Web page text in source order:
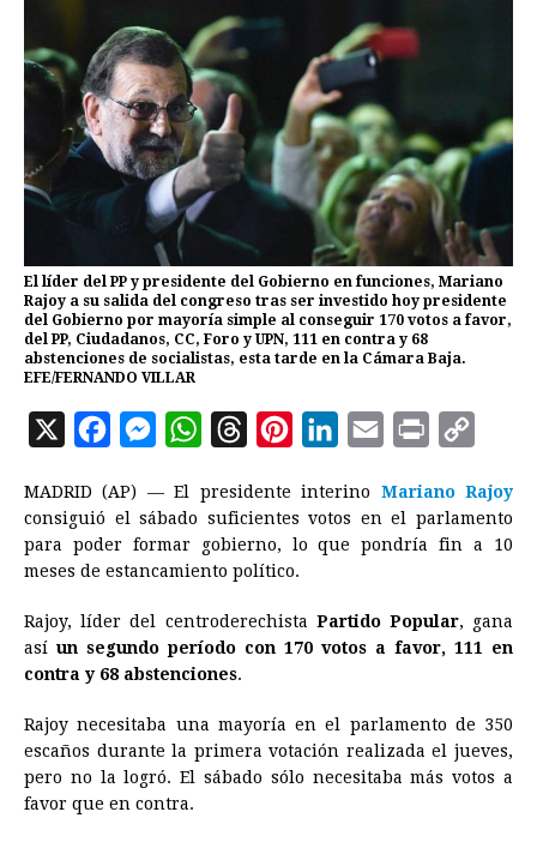
El líder del PP y presidente del Gobierno en funciones, Mariano
Rajoy a su salida del congreso tras ser investido hoy presidente
del Gobierno por mayoría simple al conseguir 170 votos a favor,
del PP, Ciudadanos, CC, Foro y UPN, 111 en contra y 68
abstenciones de socialistas, esta tarde en la Cámara Baja.
EFE/FERNANDO VILLAR
X
c
e
b
o
k
M
s
s
e
g
e
r
W
a
t
s
p
p
r
e
a
s
n
t
e
e
t
n
k
I
a
i
i
n
p
y
n
MADRID (AP) — El presidente interino Mariano Rajoy
consiguió el sábado suficientes votos en el parlamento
para poder formar gobierno, lo que pondría fin a 10
meses de estancamiento político.
Rajoy, líder del centroderechista Partido Popular, gana
así un segundo período con 170 votos a favor, 111 en
contra y 68 abstenciones.
Rajoy necesitaba una mayoría en el parlamento de 350
escaños durante la primera votación realizada el jueves,
pero no la logró. El sábado sólo necesitaba más votos a
favor que en contra.